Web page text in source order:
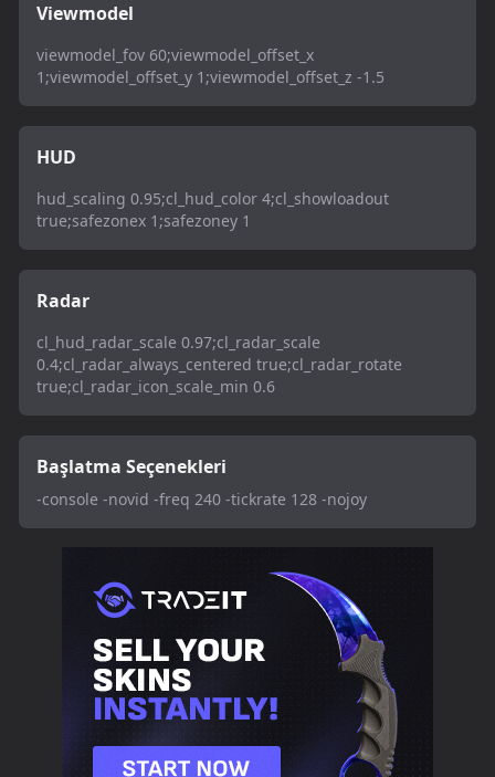
Viewmodel
viewmodel_fov 60;viewmodel_offset_x
1;viewmodel_offset_y 1;viewmodel_offset_z -1.5
HUD
hud_scaling 0.95;cl_hud_color 4;cl_showloadout
true;safezonex 1;safezoney 1
Radar
cl_hud_radar_scale 0.97;cl_radar_scale
0.4;cl_radar_always_centered true;cl_radar_rotate
true;cl_radar_icon_scale_min 0.6
Başlatma Seçenekleri
-console -novid -freq 240 -tickrate 128 -nojoy